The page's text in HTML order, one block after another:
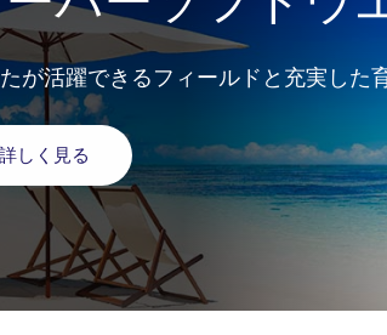
が活躍できるフィールドと充実した
詳しく見る